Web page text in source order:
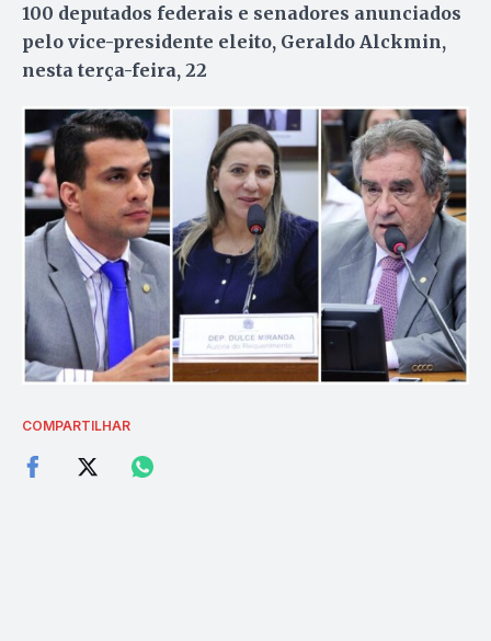
100 deputados federais e senadores anunciados
pelo vice-presidente eleito, Geraldo Alckmin,
nesta terça-feira, 22
COMPARTILHAR